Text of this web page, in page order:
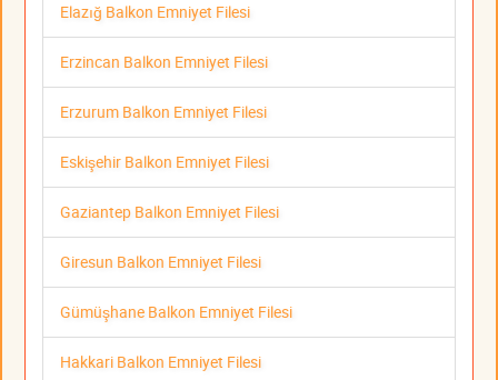
Elazığ Balkon Emniyet Filesi
Erzincan Balkon Emniyet Filesi
Erzurum Balkon Emniyet Filesi
Eskişehir Balkon Emniyet Filesi
Gaziantep Balkon Emniyet Filesi
Giresun Balkon Emniyet Filesi
Gümüşhane Balkon Emniyet Filesi
Hakkari Balkon Emniyet Filesi